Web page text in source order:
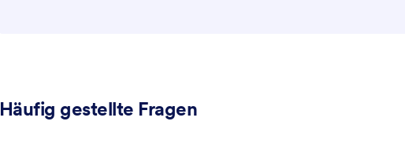
Häufig gestellte Fragen